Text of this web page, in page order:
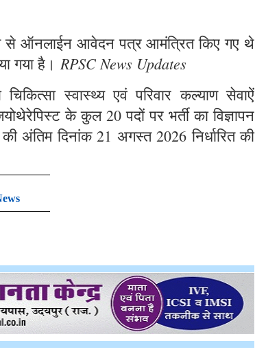
से ऑनलाईन आवेदन पत्र आमंत्रित किए गए थे
गया है। RPSC News Updates
स्वास्थ्य एवं परिवार कल्याण सेवाऐं
के कुल 20 पदों पर भर्ती का विज्ञापन
दिनांक 21 अगस्त 2026 निर्धारित की